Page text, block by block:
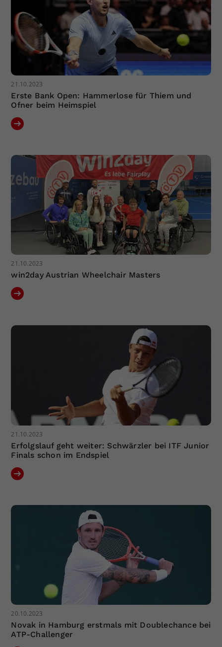
21.10.2023
Erste Bank Open: Hammerlose für Thiem und
Ofner beim Heimspiel
21.10.2023
win2day Austrian Wheelchair Masters
21.10.2023
Erfolgslauf geht weiter: Schwärzler bei ITF Junior
Finals schon im Endspiel
20.10.2023
Novak in Hamburg erstmals mit Doublechance bei
ATP-Challenger